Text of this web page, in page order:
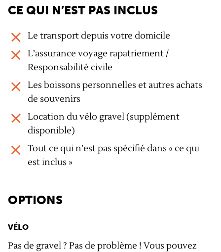
CE QUI N’EST PAS INCLUS
Le transport depuis votre domicile
L’assurance voyage rapatriement /
Responsabilité civile
Les boissons personnelles et autres achats
de souvenirs
Location du vélo gravel (supplément
disponible)
Tout ce qui n’est pas spécifié dans « ce qui
est inclus »
OPTIONS
VÉLO
Pas de gravel ? Pas de problème ! Vous pouvez